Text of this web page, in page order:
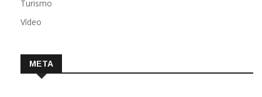
Turismo
Vídeo
META